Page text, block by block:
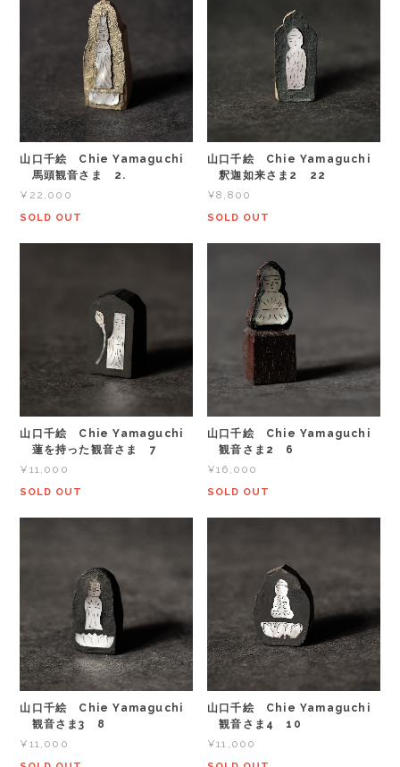
山口千絵 Chie Yamaguchi
馬頭観音さま 2.
¥22,000
SOLD OUT
山口千絵 Chie Yamaguchi
釈迦如来さま2 22
¥8,800
SOLD OUT
山口千絵 Chie Yamaguchi
蓮を持った観音さま 7
¥11,000
SOLD OUT
山口千絵 Chie Yamaguchi
観音さま2 6
¥16,000
SOLD OUT
山口千絵 Chie Yamaguchi
観音さま3 8
¥11,000
山口千絵 Chie Yamaguchi
観音さま4 10
¥11,000